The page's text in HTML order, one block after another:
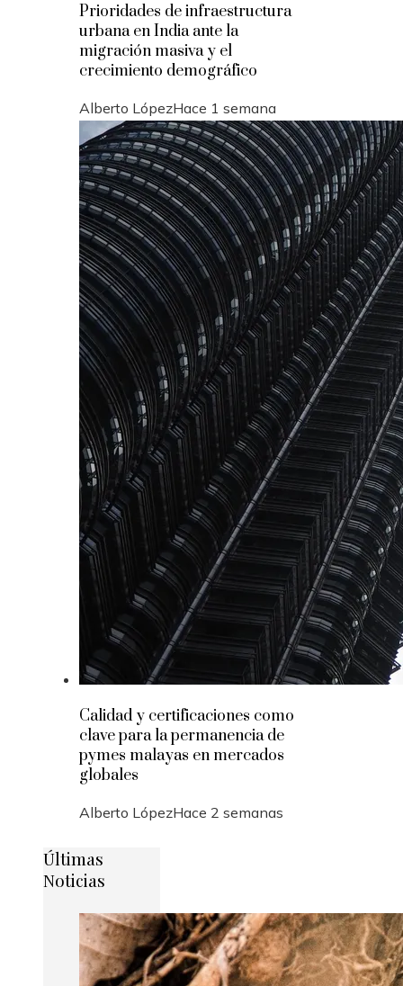
Prioridades de infraestructura
urbana en India ante la
migración masiva y el
crecimiento demográfico
Alberto LópezHace 1 semana
Calidad y certificaciones como
clave para la permanencia de
pymes malayas en mercados
globales
Alberto LópezHace 2 semanas
Últimas
Noticias